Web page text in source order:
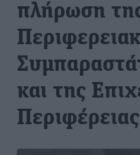
πλήρωση
και της